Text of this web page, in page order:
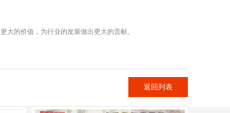
大的价值，为行业的发展做出更大的贡献。
返回列表